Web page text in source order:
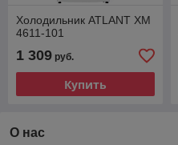
Холодильник ATLANT ХМ
4611-101
1 309 руб.
Купить
О нас